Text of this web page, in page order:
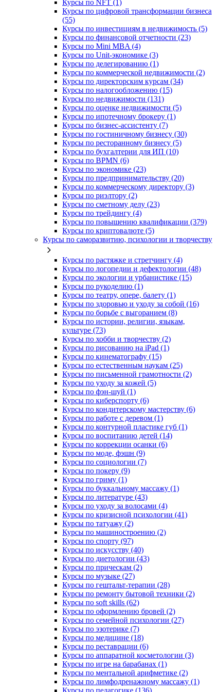
Курсы по NFT (1)
Курсы по цифровой трансформации бизнеса
(55)
Курсы по инвестициям в недвижимость (5)
Курсы по финансовой отчетности (23)
Курсы по Mini MBA (4)
Курсы по Unit-экономике (3)
Курсы по делегированию (1)
Курсы по коммерческой недвижимости (2)
Курсы по директорским курсам (34)
Курсы по налогообложению (15)
Курсы по недвижимости (131)
Курсы по оценке недвижимости (5)
Курсы по ипотечному брокеру (1)
Курсы по бизнес-ассистенту (7)
Курсы по гостиничному бизнесу (30)
Курсы по ресторанному бизнесу (5)
Курсы по бухгалтерии для ИП (10)
Курсы по BPMN (6)
Курсы по экономике (23)
Курсы по предпринимательству (20)
Курсы по коммерческому директору (3)
Курсы по риэлтору (2)
Курсы по сметному делу (23)
Курсы по трейдингу (4)
Курсы по повышению квалификации (379)
Курсы по криптовалюте (5)
Курсы по саморазвитию, психологии и творчеству
Курсы по растяжке и стретчингу (4)
Курсы по логопедии и дефектологии (48)
Курсы по экологии и урбанистике (15)
Курсы по рукоделию (1)
Курсы по театру, опере, балету (1)
Курсы по здоровью и уходу за собой (16)
Курсы по борьбе с выгоранием (8)
Курсы по истории, религии, языкам,
культуре (73)
Курсы по хобби и творчеству (2)
Курсы по рисованию на iPad (1)
Курсы по кинематографу (15)
Курсы по естественным наукам (25)
Курсы по письменной грамотности (2)
Курсы по уходу за кожей (5)
Курсы по фэн-шуй (1)
Курсы по киберспорту (6)
Курсы по кондитерскому мастерству (6)
Курсы по работе с деревом (1)
Курсы по контурной пластике губ (1)
Курсы по воспитанию детей (14)
Курсы по коррекции осанки (6)
Курсы по моде, фэшн (9)
Курсы по социологии (7)
Курсы по покеру (9)
Курсы по гриму (1)
Курсы по буккальному массажу (1)
Курсы по литературе (43)
Курсы по уходу за волосами (4)
Курсы по кризисной психологии (41)
Курсы по татуажу (2)
Курсы по машиностроению (2)
Курсы по спорту (97)
Курсы по искусству (40)
Курсы по диетологии (43)
Курсы по прическам (2)
Курсы по музыке (27)
Курсы по гештальт-терапии (28)
Курсы по ремонту бытовой техники (2)
Курсы по soft skills (62)
Курсы по оформлению бровей (2)
Курсы по семейной психологии (27)
Курсы по эзотерике (7)
Курсы по медицине (18)
Курсы по реставрации (6)
Курсы по аппаратной косметологии (3)
Курсы по игре на барабанах (1)
Курсы по ментальной арифметике (2)
Курсы по лимфодренажному массажу (1)